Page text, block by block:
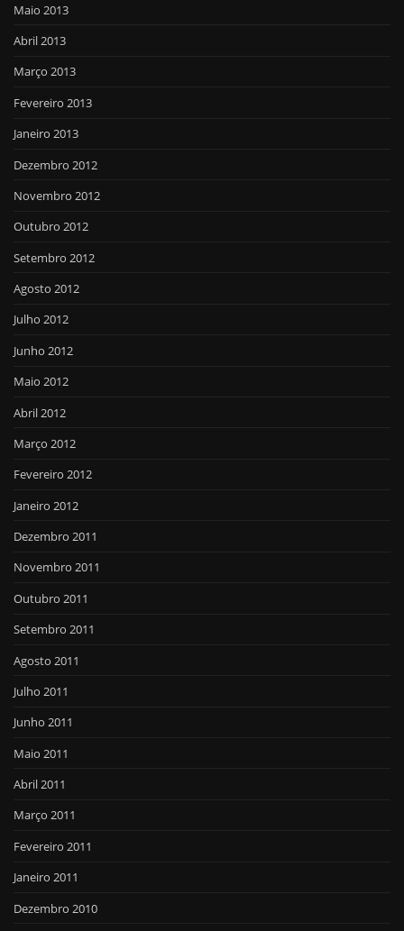
Maio 2013
Abril 2013
Março 2013
Fevereiro 2013
Janeiro 2013
Dezembro 2012
Novembro 2012
Outubro 2012
Setembro 2012
Agosto 2012
Julho 2012
Junho 2012
Maio 2012
Abril 2012
Março 2012
Fevereiro 2012
Janeiro 2012
Dezembro 2011
Novembro 2011
Outubro 2011
Setembro 2011
Agosto 2011
Julho 2011
Junho 2011
Maio 2011
Abril 2011
Março 2011
Fevereiro 2011
Janeiro 2011
Dezembro 2010